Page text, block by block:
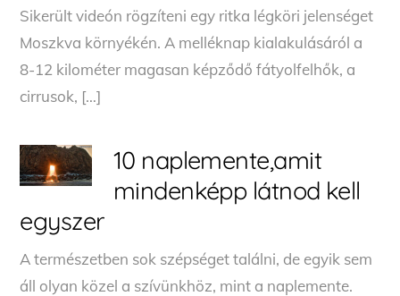
Sikerült videón rögzíteni egy ritka légköri jelenséget
Moszkva környékén. A melléknap kialakulásáról a
8-12 kilométer magasan képződő fátyolfelhők, a
cirrusok, […]
10 naplemente,amit
mindenképp látnod kell
egyszer
A természetben sok szépséget találni, de egyik sem
áll olyan közel a szívünkhöz, mint a naplemente.